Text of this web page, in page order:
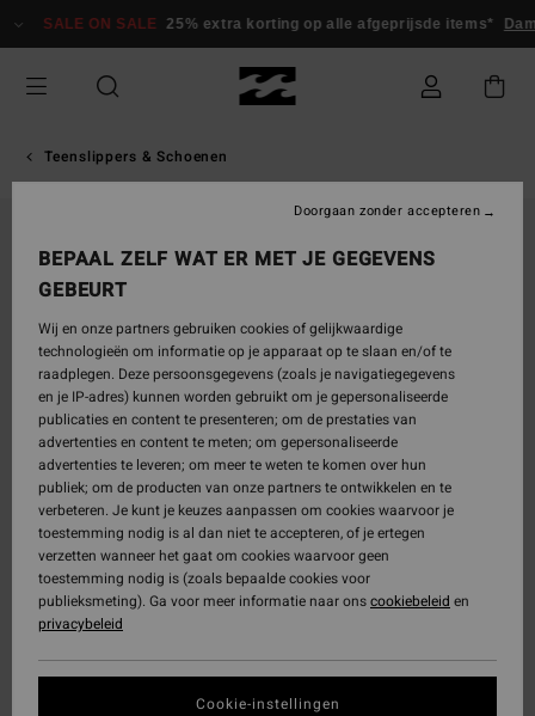
naar
SALE ON SALE 25% extra korting op alle afgeprijsde items*
Teenslippers & Schoenen
BEPAAL ZELF WAT ER MET JE GEGEVENS
GEBEURT
Wij en onze partners gebruiken cookies of gelijkwaardige
technologieën om informatie op je apparaat op te slaan en/of te
raadplegen. Deze persoonsgegevens (zoals je navigatiegegevens
en je IP-adres) kunnen worden gebruikt om je gepersonaliseerde
publicaties en content te presenteren; om de prestaties van
advertenties en content te meten; om gepersonaliseerde
advertenties te leveren; om meer te weten te komen over hun
publiek; om de producten van onze partners te ontwikkelen en te
verbeteren. Je kunt je keuzes aanpassen om cookies waarvoor je
toestemming nodig is al dan niet te accepteren, of je ertegen
verzetten wanneer het gaat om cookies waarvoor geen
toestemming nodig is (zoals bepaalde cookies voor
publieksmeting). Ga voor meer informatie naar onscookiebeleid en
privacybeleid
Cookie-instellingen
Doorgaan zonder accepteren